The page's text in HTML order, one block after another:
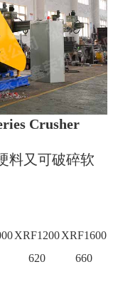
Crusher
料又可破碎软
XRF1200XRF1600
620 660